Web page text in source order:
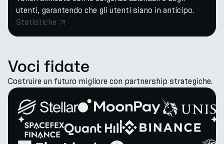
utenti, garantendo che gli utenti siano in anticipo.
Statistiche
Voci fidate
Costruire un futuro migliore con partnership strategiche.